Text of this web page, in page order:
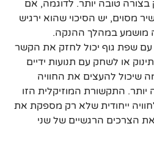
בצורה טובה יותר. לדוגמה, אם
מסוים, יש הסיכוי שהוא ירגיש
מושמע במהלך ההנקה.
עם שפת גוף יכול לחזק את הקשר
או לשחק עם תנועות ידיים
שיכול להעצים את החוויה
יותר. התקשורת המוזיקלית הזו
ייחודית שלא רק מספקת את
הצרכים הרגשיים של שני